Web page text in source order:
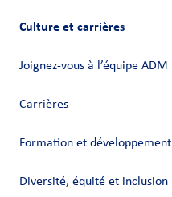
Culture et carrières
Joignez-vous à l’équipe ADM
Carrières
Formation et développement
Diversité, équité et inclusion